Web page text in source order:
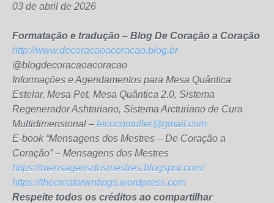
03 de abril de 2026
Formatação e tradução – Blog De Coração a Coração
http://www.decoracaoacoracao.blog.br
@blogdecoracaoacoracao
Informações e Agendamentos para Mesa Quântica
Estelar, Mesa Pet, Mesa Quântica 2.0, Sistema
Regenerador Ashtariano, Sistema Arcturiano de Cura
Multidimensional – lecocqmuller@gmail.com
E-book “Mensagens dos Mestres – De Coração a
Coração” – Mensagens dos Mestres
https://mensagensdosmestres.blogspot.com/
https://thecreatorwritings.wordpress.com
Respeite todos os créditos ao compartilhar